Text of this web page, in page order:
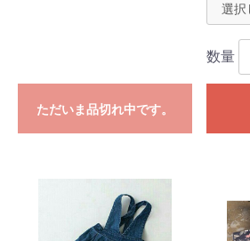
ただいま品切れ中です。
数量